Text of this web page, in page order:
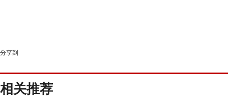
分享到
相关推荐